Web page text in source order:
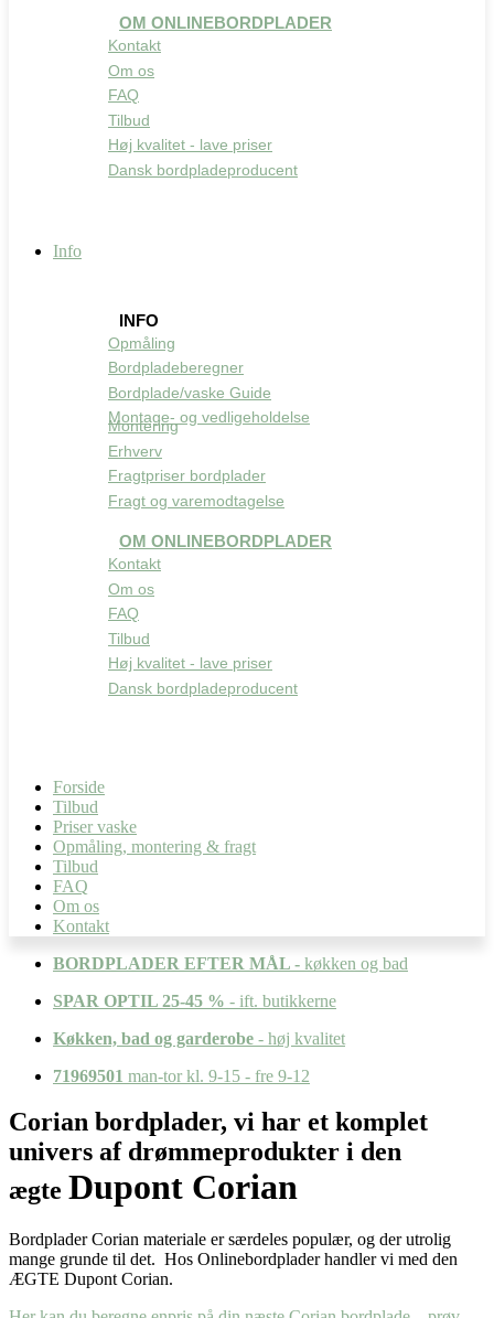
OM ONLINEBORDPLADER
Kontakt
Om os
FAQ
Tilbud
Høj kvalitet - lave priser
Dansk bordpladeproducent
Info
INFO
Opmåling
Bordpladeberegner
Bordplade/vaske Guide
Montage- og vedligeholdelse
Montering
Erhverv
Fragtpriser bordplader
Fragt og varemodtagelse
OM ONLINEBORDPLADER
Kontakt
Om os
FAQ
Tilbud
Høj kvalitet - lave priser
Dansk bordpladeproducent
Forside
Tilbud
Priser vaske
Opmåling, montering & fragt
Tilbud
FAQ
Om os
Kontakt
BORDPLADER EFTER MÅL - køkken og bad
SPAR OPTIL 25-45 % - ift. butikkerne
Køkken, bad og garderobe - høj kvalitet
71969501 man-tor kl. 9-15 - fre 9-12
Corian bordplader, vi har et komplet
univers af drømmeprodukter i den
ægte Dupont Corian
Bordplader Corian materiale er særdeles populær, og der utrolig
mange grunde til det. Hos Onlinebordplader handler vi med den
ÆGTE Dupont Corian.